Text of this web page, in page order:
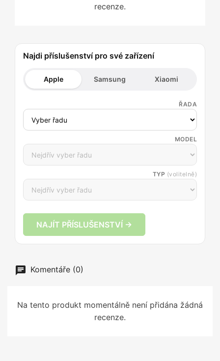
recenze.
Najdi příslušenství pro své zařízení
Apple Samsung Xiaomi
ŘADA
MODEL
TYP (volitelně)
NAJÍT PŘÍSLUŠENSTVÍ →
Komentáře (0)
Na tento produkt momentálně není přidána žádná
recenze.